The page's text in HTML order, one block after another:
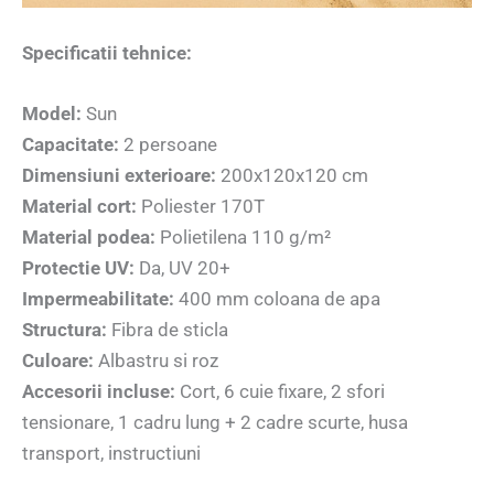
Specificatii tehnice:
Model: Sun
Capacitate: 2 persoane
Dimensiuni exterioare: 200x120x120 cm
Material cort: Poliester 170T
Material podea: Polietilena 110 g/m²
Protectie UV: Da, UV 20+
Impermeabilitate: 400 mm coloana de apa
Structura: Fibra de sticla
Culoare: Albastru si roz
Accesorii incluse: Cort, 6 cuie fixare, 2 sfori
tensionare, 1 cadru lung + 2 cadre scurte, husa
transport, instructiuni